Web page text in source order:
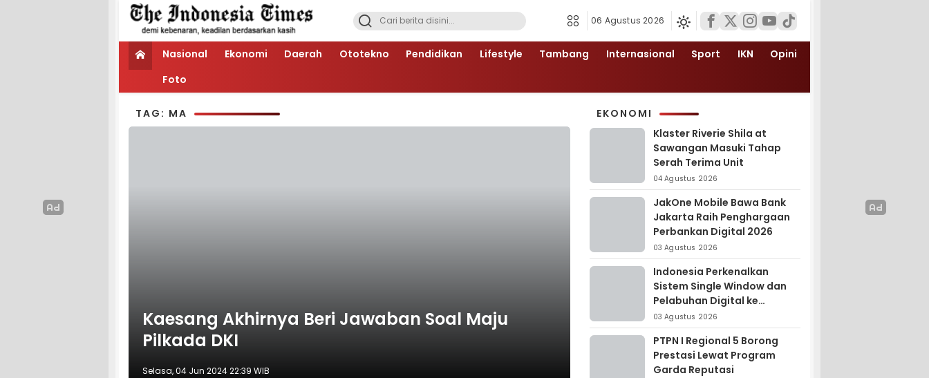
06 Agustus 2026
Nasional Ekonomi Daerah Ototekno Pendidikan Lifestyle Tambang Internasional Sport IKN
Opini
Foto
TAG: MA
Kaesang Akhirnya Beri Jawaban Soal Maju
Pilkada DKI
Selasa, 04 Jun 2024 22:39 WIB
EKONOMI
Klaster Riverie Shila at
Sawangan Masuki Tahap
Serah Terima Unit
04 Agustus 2026
JakOne Mobile Bawa Bank
Jakarta Raih Penghargaan
Perbankan Digital 2026
03 Agustus 2026
Indonesia Perkenalkan
Sistem Single Window dan
Pelabuhan Digital ke
Madagaskar
03 Agustus 2026
PTPN I Regional 5 Borong
Prestasi Lewat Program
Garda Reputasi